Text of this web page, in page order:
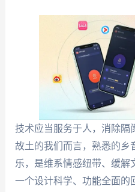
技术应当服务于人，消除隔
故土的我们而言，熟悉的乡
乐，是维系情感纽带、缓解
一个设计科学、功能全面的